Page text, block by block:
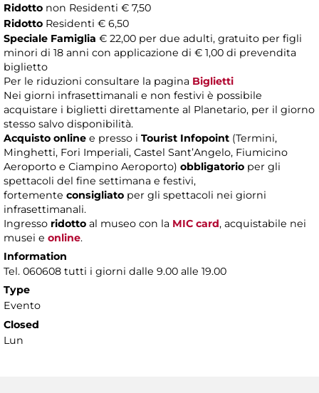
Ridotto non Residenti € 7,50
Ridotto Residenti € 6,50
Speciale Famiglia € 22,00 per due adulti, gratuito per figli
minori di 18 anni con applicazione di € 1,00 di prevendita
biglietto
Per le riduzioni consultare la pagina Biglietti
Nei giorni infrasettimanali e non festivi è possibile
acquistare i biglietti direttamente al Planetario, per il giorno
stesso salvo disponibilità.
Acquisto online e presso i Tourist Infopoint (Termini,
Minghetti, Fori Imperiali, Castel Sant’Angelo, Fiumicino
Aeroporto e Ciampino Aeroporto) obbligatorio per gli
spettacoli del fine settimana e festivi,
fortemente consigliato per gli spettacoli nei giorni
infrasettimanali.
Ingresso ridotto al museo con la MIC card, acquistabile nei
musei e online.
Information
Tel. 060608 tutti i giorni dalle 9.00 alle 19.00
Type
Evento
Closed
Lun